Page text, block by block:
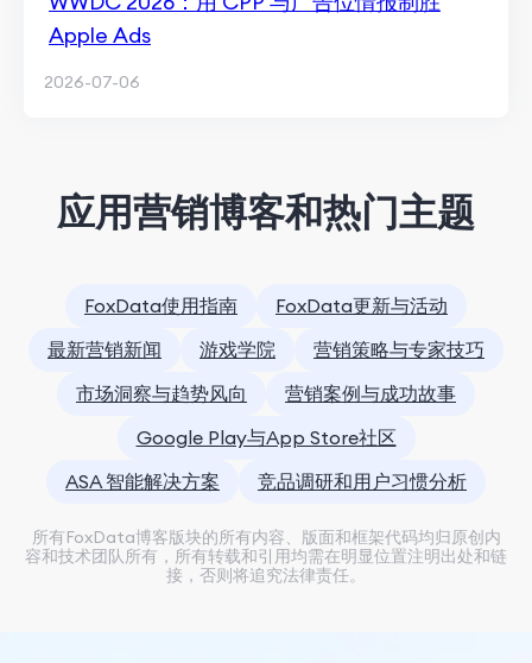
Apple Ads
2026-07-06
应用营销博客和热门主题
FoxData使用指南
FoxData更新与活动
最新营销新闻
游戏学院
营销策略与专家技巧
市场洞察与趋势风向
营销案例与成功故事
Google Play与App Store社区
ASA 智能解决方案
竞品调研和用户习惯分析
所有FoxData博客版块的所有内容、版面和框架代码均归原创内
容和技术团队所有，所有转载和引用均需在明显位置注明出处和链
接，否则将追究法律责任。